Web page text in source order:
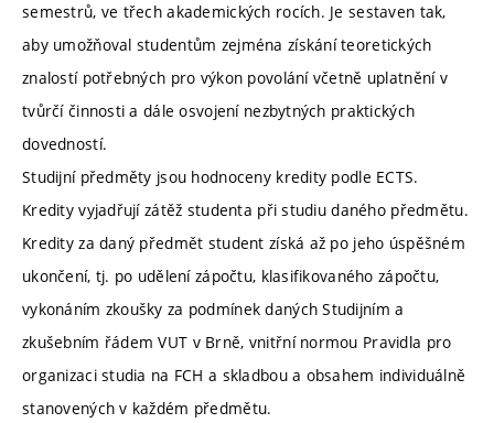
semestrů, ve třech akademických rocích. Je sestaven tak,
aby umožňoval studentům zejména získání teoretických
znalostí potřebných pro výkon povolání včetně uplatnění v
tvůrčí činnosti a dále osvojení nezbytných praktických
dovedností.
Studijní předměty jsou hodnoceny kredity podle ECTS.
Kredity vyjadřují zátěž studenta při studiu daného předmětu.
Kredity za daný předmět student získá až po jeho úspěšném
ukončení, tj. po udělení zápočtu, klasifikovaného zápočtu,
vykonáním zkoušky za podmínek daných Studijním a
zkušebním řádem VUT v Brně, vnitřní normou Pravidla pro
organizaci studia na FCH a skladbou a obsahem individuálně
stanovených v každém předmětu.